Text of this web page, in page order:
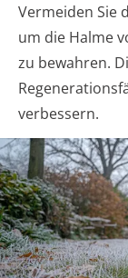
Vermeiden Sie
um die Halme
zu bewahren.
verbessern.